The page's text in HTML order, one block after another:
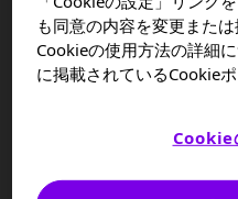
小児科のご診療にお役立
ぜひご覧ください。
#新生児 #NICU
も同意の内容を変更また
Cookieの使用方法の詳細
に掲載されているCookie
Cookie